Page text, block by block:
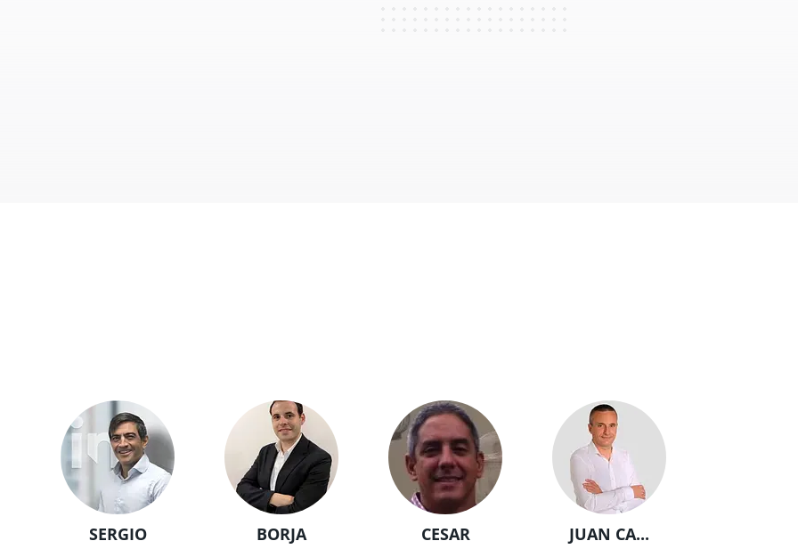
SERGIO BORJA CESAR JUAN CA...